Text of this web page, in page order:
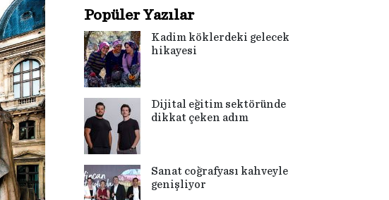
Popüler Yazılar
Kadim köklerdeki gelecek
hikayesi
Dijital eğitim sektöründe
dikkat çeken adım
Sanat coğrafyası kahveyle
genişliyor